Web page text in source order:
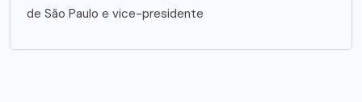
de São Paulo e vice-presidente